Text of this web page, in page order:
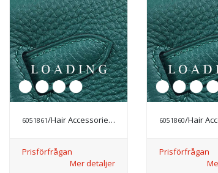
6051861/Hair Accessories från CHANEL
Prisförfrågan
Mer detaljer
6051860/Hair
Prisförfrågan